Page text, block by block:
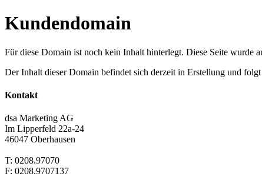
Kundendomain
Für diese Domain ist noch kein Inhalt hinterlegt. Diese Seite wurde
Der Inhalt dieser Domain befindet sich derzeit in Erstellung und
Kontakt
dsa Marketing AG
Im Lipperfeld 22a-24
46047 Oberhausen
T: 0208.97070
F: 0208.9707137